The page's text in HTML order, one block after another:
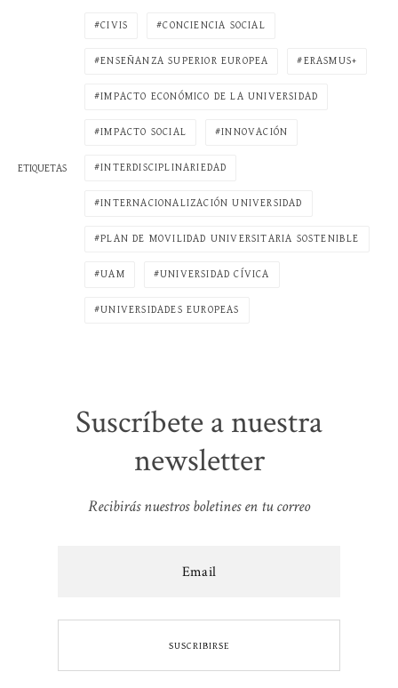
ETIQUETAS
CIVIS CONCIENCIA SOCIAL
ENSEÑANZA SUPERIOR EUROPEA ERASMUS+
IMPACTO ECONÓMICO DE LA UNIVERSIDAD
IMPACTO SOCIAL INNOVACIÓN
INTERDISCIPLINARIEDAD
INTERNACIONALIZACIÓN UNIVERSIDAD
PLAN DE MOVILIDAD UNIVERSITARIA SOSTENIBLE
UAM UNIVERSIDAD CÍVICA
UNIVERSIDADES EUROPEAS
Suscríbete a nuestra
newsletter
Recibirás nuestros boletines en tu correo